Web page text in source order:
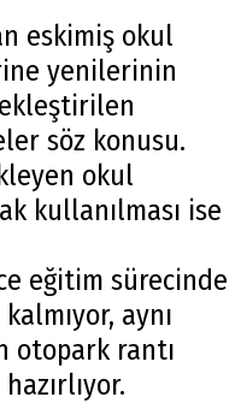
eskimiş okul
yenilerinin
söz konusu.
okul
kullanılması ise
eğitim sürecinde
aynı
otopark rantı